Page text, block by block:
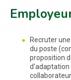
Recruter
du poste
proposition
collaborateur.